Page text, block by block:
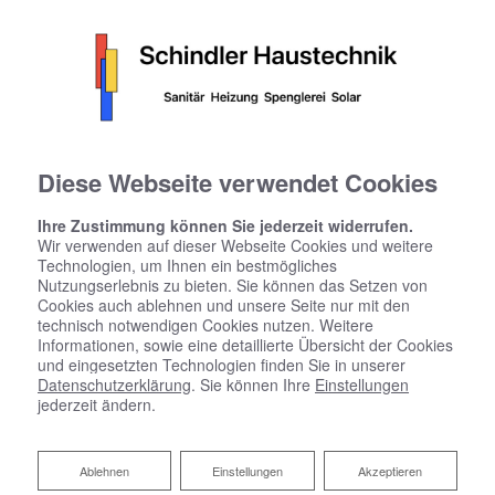
Diese Webseite verwendet Cookies
Ihre Zustimmung können Sie jederzeit widerrufen.
Wir verwenden auf dieser Webseite Cookies und weitere
Technologien, um Ihnen ein bestmögliches
Nutzungserlebnis zu bieten. Sie können das Setzen von
Cookies auch ablehnen und unsere Seite nur mit den
technisch notwendigen Cookies nutzen. Weitere
Informationen, sowie eine detaillierte Übersicht der Cookies
und eingesetzten Technologien finden Sie in unserer
Datenschutzerklärung. Sie können Ihre Einstellungen
jederzeit ändern.
Akzeptieren
Einstellungen
Ablehnen
Ablehnen